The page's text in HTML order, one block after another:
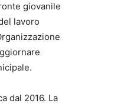
giovanile
lavoro
dal 2016. La